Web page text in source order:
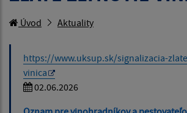
Úvod Aktuality
https://www.uksup.sk/signalizacia-
vinica
02.06.2026